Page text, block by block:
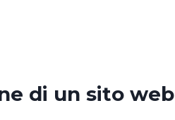
di un sito web